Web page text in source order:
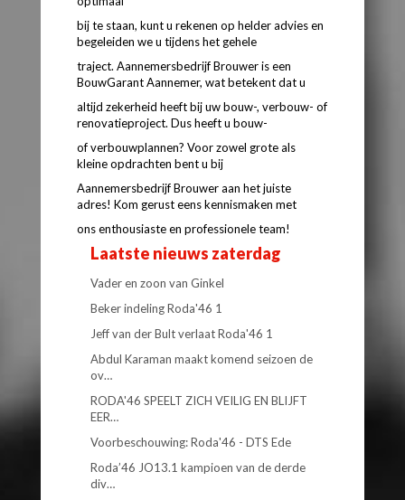
bij te staan, kunt u rekenen op helder advies en
begeleiden we u tijdens het gehele
traject. Aannemersbedrijf Brouwer is een
BouwGarant Aannemer, wat betekent dat u
altijd zekerheid heeft bij uw bouw-, verbouw- of
renovatieproject. Dus heeft u bouw-
of verbouwplannen? Voor zowel grote als
kleine opdrachten bent u bij
Aannemersbedrijf Brouwer aan het juiste
adres! Kom gerust eens kennismaken met
ons enthousiaste en professionele team!
Laatste nieuws zaterdag
Vader en zoon van Ginkel
Beker indeling Roda'46 1
Jeff van der Bult verlaat Roda'46 1
Abdul Karaman maakt komend seizoen de
ov…
RODA'46 SPEELT ZICH VEILIG EN BLIJFT
EER…
Voorbeschouwing: Roda'46 - DTS Ede
Roda’46 JO13.1 kampioen van de derde
div…